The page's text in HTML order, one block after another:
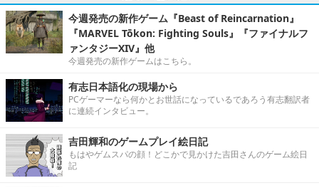
今週発売の新作ゲーム『Beast of Reincarnation』
『MARVEL Tōkon: Fighting Souls』『ファイナルフ
ァンタジーXIV』他
今週発売の新作ゲームはこちら。
有志日本語化の現場から
PCゲーマーなら何かとお世話になっているであろう有志翻訳者
に連続インタビュー。
吉田輝和のゲームプレイ絵日記
もはやゲムスパの顔！どこかで見かけた吉田さんのゲーム絵日
記